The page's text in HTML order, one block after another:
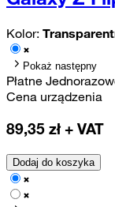
Kolor:
Pokaż następny
Płatne
Cena urządzenia
89,35 zł + VAT
Dodaj do koszyka